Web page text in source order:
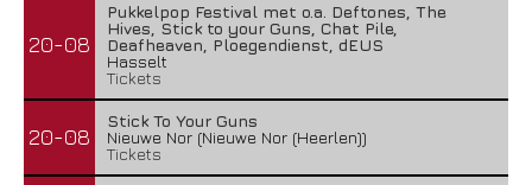
20-08
Pukkelpop Festival met o.a. Deftones, The
Hives, Stick to your Guns, Chat Pile,
Deafheaven, Ploegendienst, dEUS
Hasselt
Tickets
20-08
Stick To Your Guns
Nieuwe Nor (Nieuwe Nor (Heerlen))
Tickets